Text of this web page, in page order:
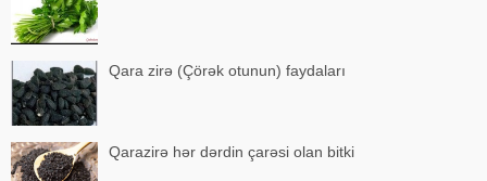
Qara zirə (Çörək otunun) faydaları
Qarazirə hər dərdin çarəsi olan bitki